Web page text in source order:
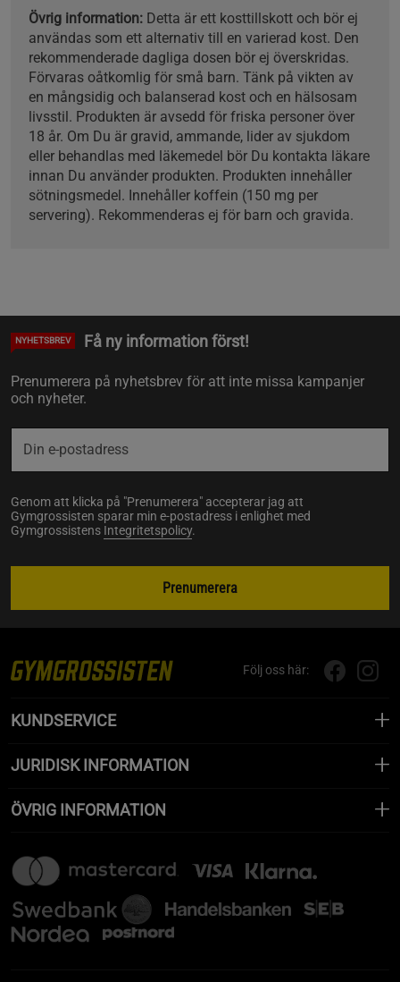
Övrig information: Detta är ett kosttillskott och bör ej
användas som ett alternativ till en varierad kost. Den
rekommenderade dagliga dosen bör ej överskridas.
Förvaras oåtkomlig för små barn. Tänk på vikten av
en mångsidig och balanserad kost och en hälsosam
livsstil. Produkten är avsedd för friska personer över
18 år. Om Du är gravid, ammande, lider av sjukdom
eller behandlas med läkemedel bör Du kontakta läkare
innan Du använder produkten. Produkten innehåller
sötningsmedel. Innehåller koffein (150 mg per
servering). Rekommenderas ej för barn och gravida.
NYHETSBREV Få ny information först!
Prenumerera på nyhetsbrev för att inte missa kampanjer
och nyheter.
Genom att klicka på "Prenumerera" accepterar jag att
Gymgrossisten sparar min e-postadress i enlighet med
Gymgrossistens Integritetspolicy.
Prenumerera
Följ oss här:
KUNDSERVICE
JURIDISK INFORMATION
ÖVRIG INFORMATION